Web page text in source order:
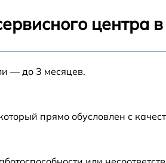
центра
— до 3 месяцев.
прямо обусловлен с